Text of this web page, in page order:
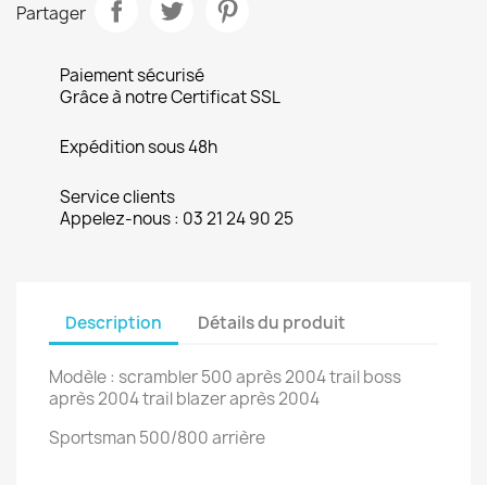
Partager
Paiement sécurisé
Grâce à notre Certificat SSL
Expédition sous 48h
Service clients
Appelez-nous : 03 21 24 90 25
Description Détails du produit
Modèle : scrambler 500 après 2004 trail boss
après 2004 trail blazer après 2004
Sportsman 500/800 arrière